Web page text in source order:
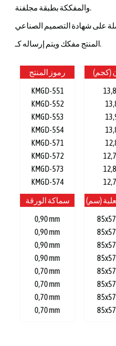
والمفككة بطبقة مجلفنة.
المنتج مفكك ويتم إرساله كـ.
رموز المنتج
KMGD-551
KMGD-552
KMGD-553
KMGD-554
KMGD-571
KMGD-572
KMGD-573
KMGD-574
(كجم)
سماكة الورقة
0,90 mm
0,90 mm
0,90 mm
0,90 mm
0,70 mm
0,70 mm
0,70 mm
0,70 mm
(سم)